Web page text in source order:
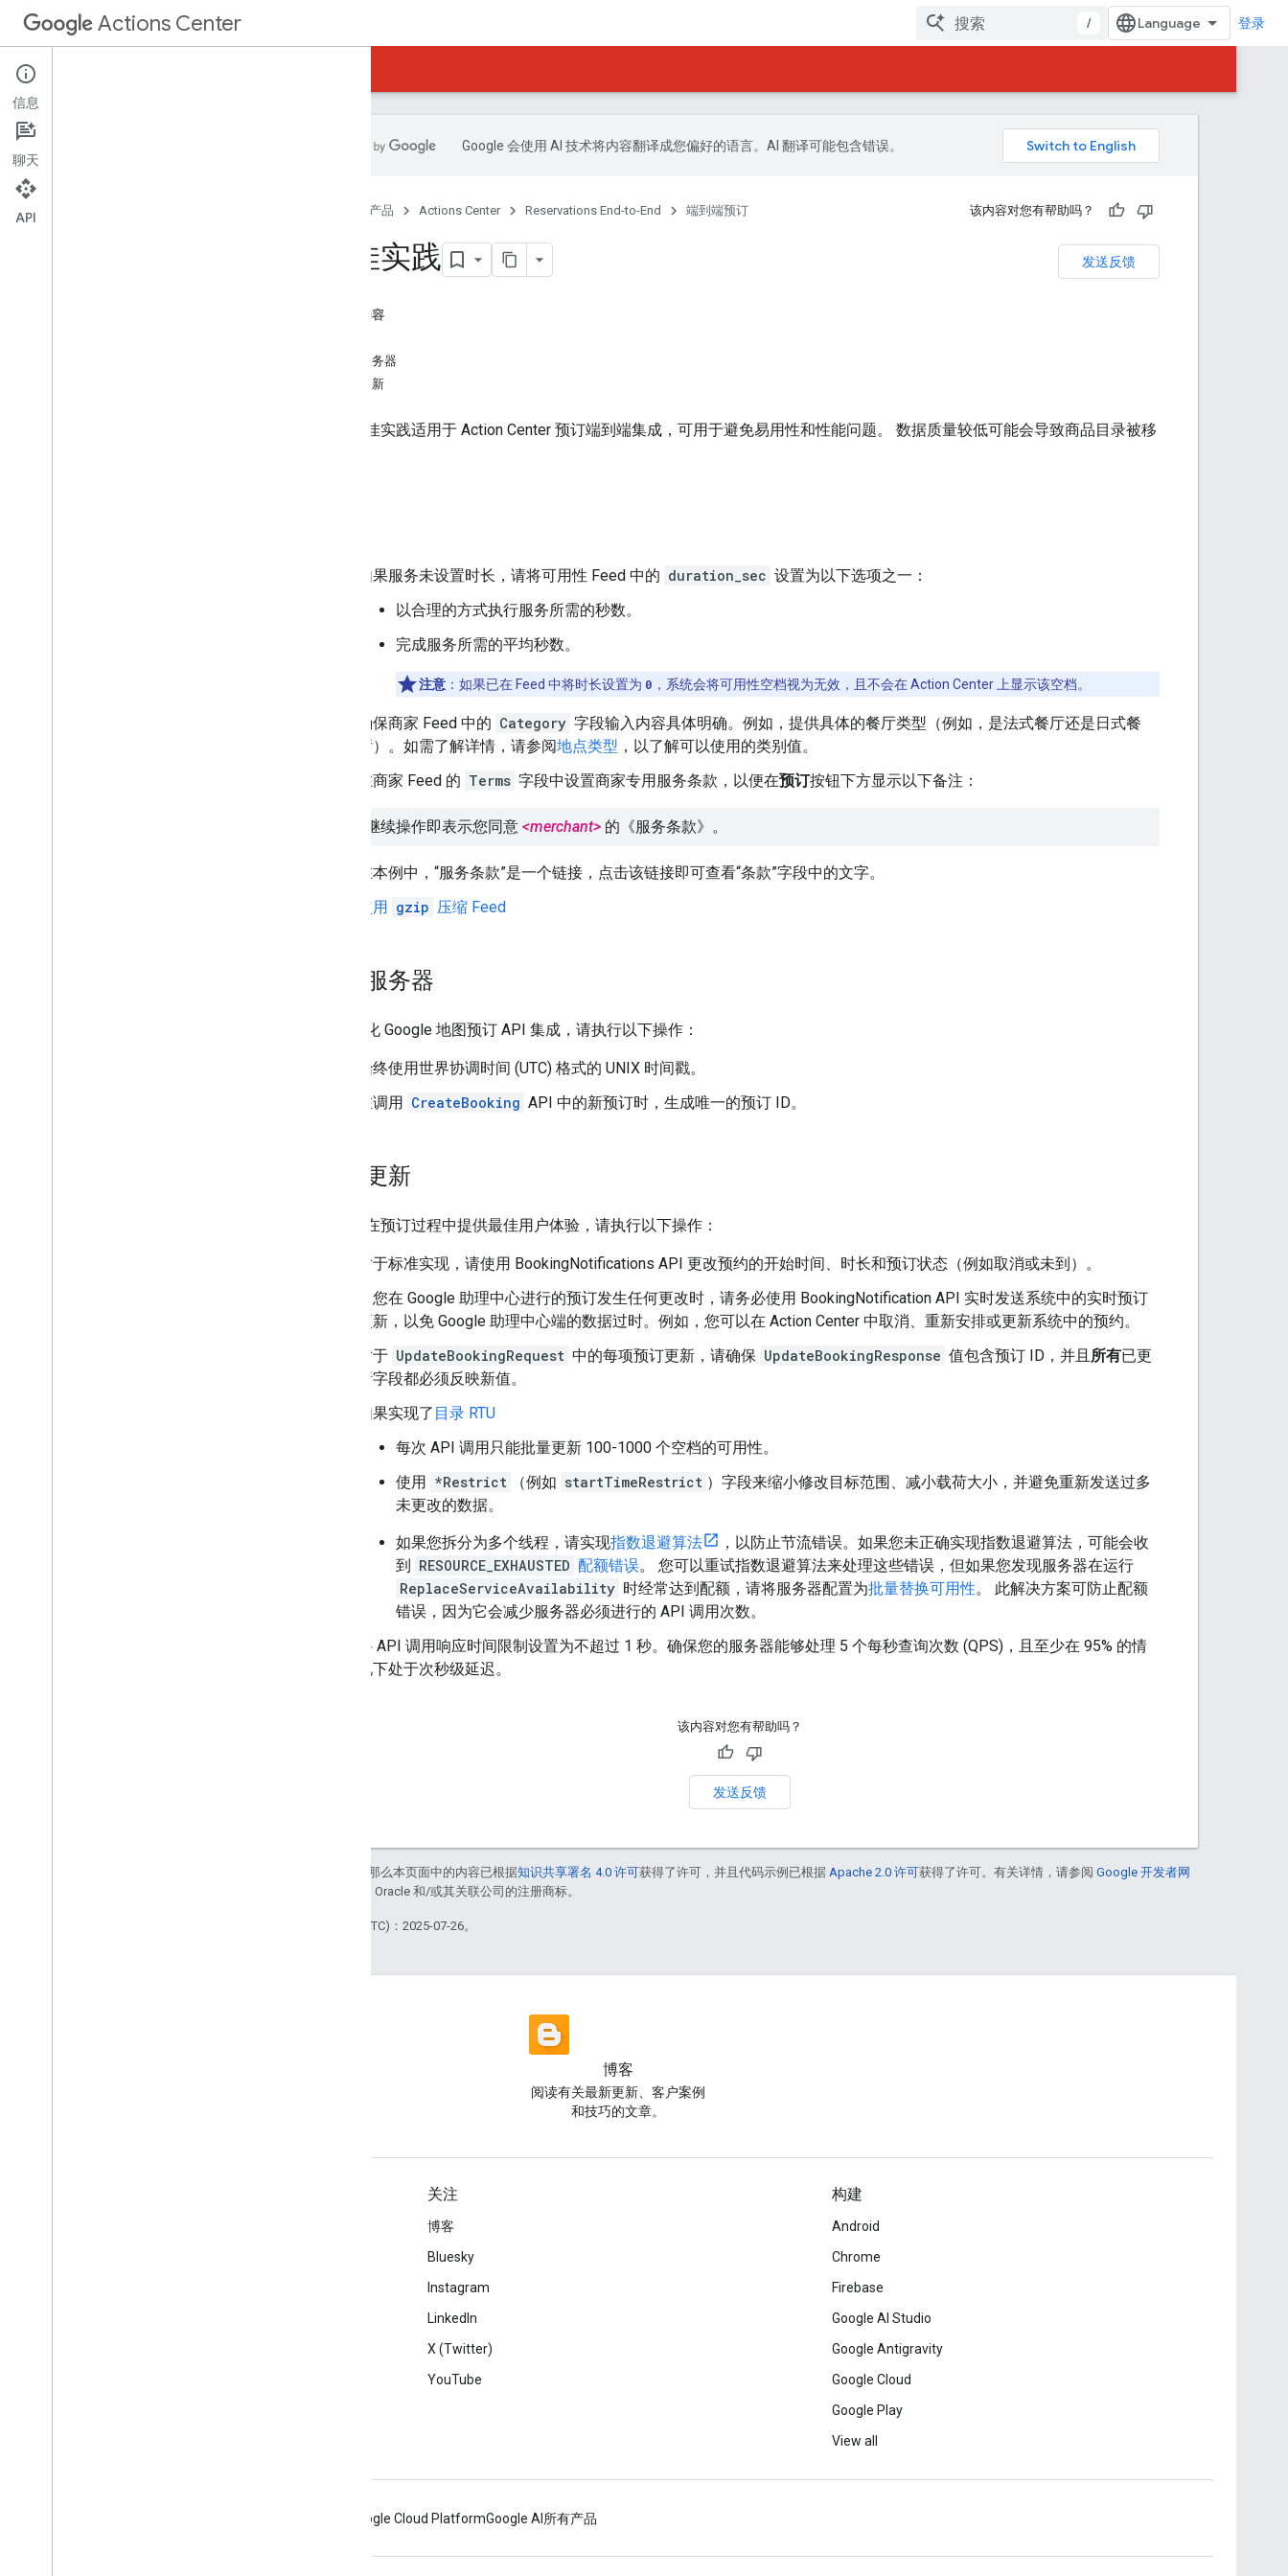
Actions Center / 登录
概览和资格条件
政策
Google 会使用 AI 技术将内容翻译成您偏好的语言。AI 翻译可能包含错误。
产品 Actions Center Reservations End-to-End 端到端预订 该内容对您有帮助吗？
发送反馈
最佳实践
本页内容
预订服务器
实时更新
以下最佳实践适用于 Action Center 预订端到端集成，可用于避免易用性和性能问题。 数据质量较低可能会导致商品目录被移
如果服务未设置时长，请将可用性 Feed 中的 duration_sec 设置为以下选项之一：
以合理的方式执行服务所需的秒数。
完成服务所需的平均秒数。
注意 ：如果已在 Feed 中将时长设置为 0 ，系统会将可用性空档视为无效，且不会在 Action Center 上显示该空档。
确保商家 Feed 中的 Category 字段输入内容具体明确。例如，提供具体的餐厅类型（例如，是法式餐厅还是日式餐
厅）。如需了解详情，请参阅地点类型 ，以了解可以使用的类别值。
在商家 Feed 的 Terms 字段中设置商家专用服务条款，以便在预订按钮下方显示以下备注：
继续操作即表示您同意 <merchant> 的《服务条款》。
在本例中，“服务条款”是一个链接，点击该链接即可查看“条款”字段中的文字。
使用 gzip 压缩 Feed
预订服务器
如需优化 Google 地图预订 API 集成，请执行以下操作：
始终使用世界协调时间 (UTC) 格式的 UNIX 时间戳。
在调用 CreateBooking API 中的新预订时，生成唯一的预订 ID。
实时更新
为确保在预订过程中提供最佳用户体验，请执行以下操作：
对于标准实现，请使用 BookingNotifications API 更改预约的开始时间、时长和预订状态（例如取消或未到）。
当您在 Google 助理中心进行的预订发生任何更改时，请务必使用 BookingNotification API 实时发送系统中的实时预订
更新，以免 Google 助理中心端的数据过时。例如，您可以在 Action Center 中取消、重新安排或更新系统中的预约。
对于 UpdateBookingRequest 中的每项预订更新，请确保 UpdateBookingResponse 值包含预订 ID，并且 所有已更
新字段都必须反映新值。
如果实现了 目录 RTU
每次 API 调用只能批量更新 100-1000 个空档的可用性。
使用 *Restrict （例如 startTimeRestrict ）字段来缩小修改目标范围、减小载荷大小，并避免重新发送过多
未更改的数据。
如果您拆分为多个线程，请实现指数退避算法
，以防止节流错误。如果您未正确实现指数退避算法，可能会收
到 RESOURCE_EXHAUSTED 配额错误。 您可以重试指数退避算法来处理这些错误，但如果您发现服务器在运行
ReplaceServiceAvailability 时经常达到配额，请将服务器配置为批量替换可用性。 此解决方案可防止配额
错误，因为它会减少服务器必须进行的 API 调用次数。
将 API 调用响应时间限制设置为不超过 1 秒。确保您的服务器能够处理 5 个每秒查询次数 (QPS)，且至少在 95% 的情
况下处于次秒级延迟。
该内容对您有帮助吗？
发送反馈
如未另行说明，那么本页面中的内容已根据知识共享署名 4.0 许可获得了许可，并且代码示例已根据 Apache 2.0 许可获得了许可。有关详情，请参阅 Google 开发者网
。Java 是 Oracle 和/或其关联公司的注册商标。
最后更新时间 (UTC)：2025-07-26。
博客
阅读有关最新更新、客户案例
和技巧的文章。
关注
博客
Bluesky
Instagram
LinkedIn
X (Twitter)
YouTube
构建
Android
Chrome
Firebase
Google AI Studio
Google Antigravity
Google Cloud
Google Play
View all
Google Cloud PlatformGoogle AI 所有产品
信息
聊天
API